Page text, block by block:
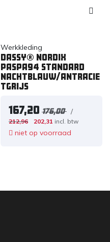
Werkkleding
DASSY® Nordix
PASPA94 STANDARD
NACHTBLAUW/ANTRACIE
TGRIJS
167,20 176,00 /
212,96 202,31 incl. btw
niet op voorraad